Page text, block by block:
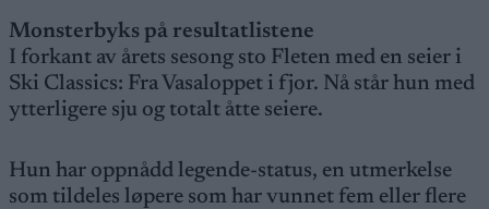
Monsterbyks på resultatlistene
I forkant av årets sesong sto Fleten med en seier i
Ski Classics: Fra Vasaloppet i fjor. Nå står hun med
ytterligere sju og totalt åtte seiere.
Hun har oppnådd legende-status, en utmerkelse
som tildeles løpere som har vunnet fem eller flere